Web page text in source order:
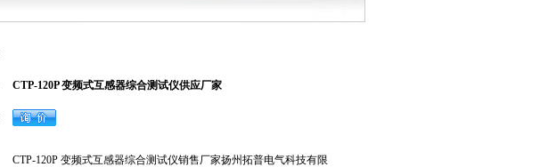
CTP-120P 变频式互感器综合测试仪供应厂家
CTP-120P 变频式互感器综合测试仪销售厂家扬州拓普电气科技有限